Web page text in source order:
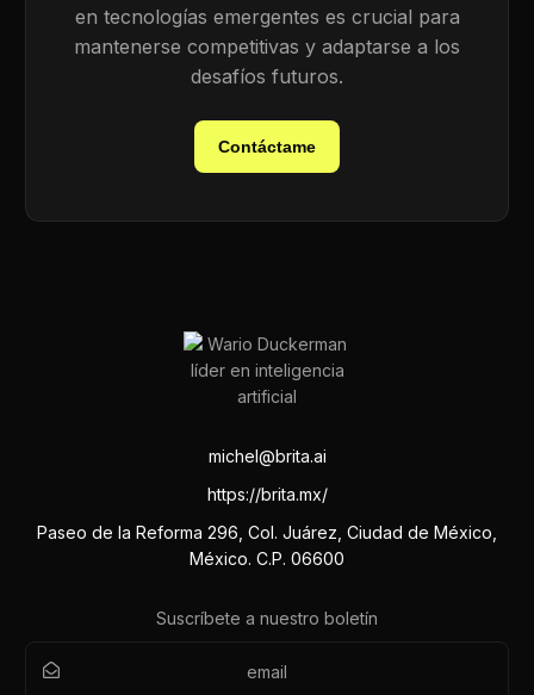
en tecnologías emergentes es crucial para
mantenerse competitivas y adaptarse a los
desafíos futuros.
Contáctame
michel@brita.ai
https://brita.mx/
Paseo de la Reforma 296, Col. Juárez, Ciudad de México,
México. C.P. 06600
Suscríbete a nuestro boletín